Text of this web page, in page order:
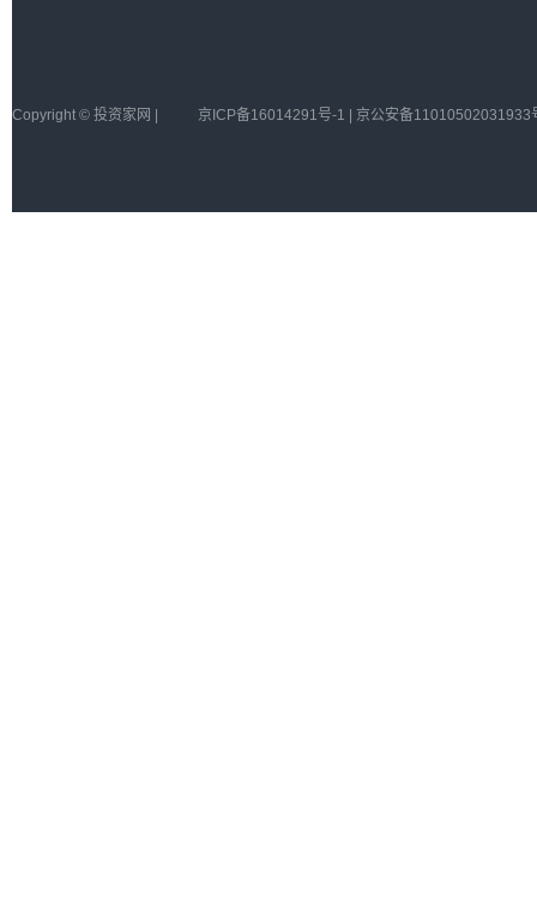
Copyright © 投资家网 | 京ICP备16014291号-1 | 京公安备11010502031933